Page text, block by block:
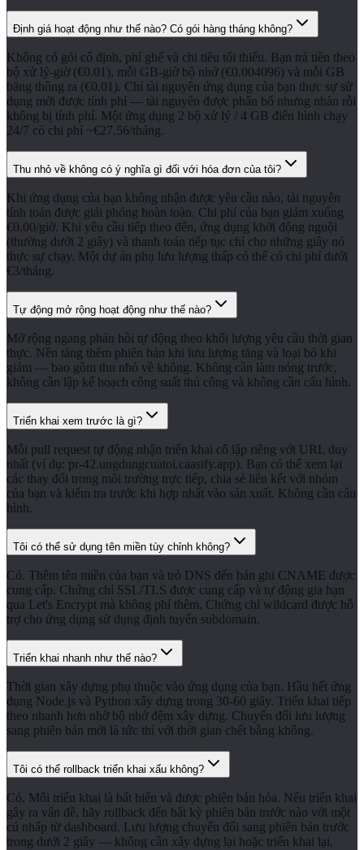
Định giá hoạt động như thế nào? Có gói hàng tháng không?
Không có gói cố định, phí ghế và chi tiêu tối thiểu. Bạn trả tiền theo
bộ xử lý-giờ (€0.01), mỗi GB-giờ bộ nhớ (€0.004096) và mỗi GB
băng thông ra (€0.01). Chỉ tài nguyên ứng dụng của bạn thực sự sử
dụng mới được tính phí — tài nguyên được phân bổ nhưng nhàn rỗi
không bị tính phí. Một ứng dụng 2 bộ xử lý / 4 GB điển hình chạy
24/7 có chi phí ~€27.56/tháng.
Thu nhỏ về không có ý nghĩa gì đối với hóa đơn của tôi?
Khi ứng dụng của bạn không nhận được yêu cầu nào, tài nguyên
tính toán được giải phóng hoàn toàn. Chi phí của bạn giảm xuống
€0.00/giờ. Khi yêu cầu tiếp theo đến, ứng dụng khởi động nguội
(thường dưới 2 giây) và thanh toán tiếp tục chỉ cho những giây nó
thực sự chạy. Một dự án phụ lưu lượng thấp có thể có chi phí dưới
€3/tháng.
Tự động mở rộng hoạt động như thế nào?
Mở rộng ngang phản hồi tự động theo khối lượng yêu cầu thời gian
thực. Nền tảng thêm phiên bản khi lưu lượng tăng và loại bỏ khi
giảm — bao gồm thu nhỏ về không. Không cần làm nóng trước,
không cần lập kế hoạch công suất thủ công và không cần cấu hình.
Triển khai xem trước là gì?
Mỗi pull request tự động nhận triển khai cô lập riêng với URL duy
nhất (ví dụ: pr-42.ungdungcuatoi.caasify.app). Bạn có thể xem lại
các thay đổi trong môi trường trực tiếp, chia sẻ liên kết với nhóm
của bạn và kiểm tra trước khi hợp nhất vào sản xuất. Không cần cấu
hình.
Tôi có thể sử dụng tên miền tùy chỉnh không?
Có. Thêm tên miền của bạn và trỏ DNS đến bản ghi CNAME được
cung cấp. Chứng chỉ SSL/TLS được cung cấp và tự động gia hạn
qua Let's Encrypt mà không phí thêm. Chứng chỉ wildcard được hỗ
trợ cho ứng dụng sử dụng định tuyến subdomain.
Triển khai nhanh như thế nào?
Thời gian xây dựng phụ thuộc vào ứng dụng của bạn. Hầu hết ứng
dụng Node.js và Python xây dựng trong 30-60 giây. Triển khai tiếp
theo nhanh hơn nhờ bộ nhớ đệm xây dựng. Chuyển đổi lưu lượng
sang phiên bản mới là tức thì với thời gian chết bằng không.
Tôi có thể rollback triển khai xấu không?
Có. Mỗi triển khai là bất biến và được phiên bản hóa. Nếu triển khai
gây ra vấn đề, hãy rollback đến bất kỳ phiên bản trước nào với một
cú nhấp từ dashboard. Lưu lượng chuyển đổi sang phiên bản trước
trong dưới 2 giây — không cần xây dựng lại hoặc triển khai lại.